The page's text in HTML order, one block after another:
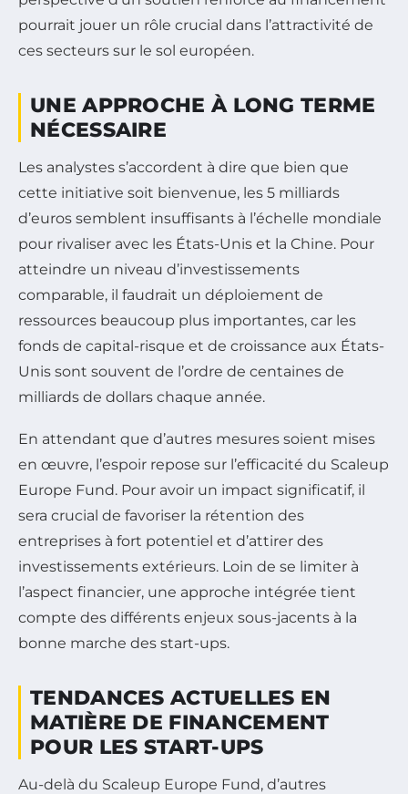
pourrait jouer un rôle crucial dans l’attractivité de
ces secteurs sur le sol européen.
UNE APPROCHE À LONG TERME
NÉCESSAIRE
Les analystes s’accordent à dire que bien que
cette initiative soit bienvenue, les 5 milliards
d’euros semblent insuffisants à l’échelle mondiale
pour rivaliser avec les États-Unis et la Chine. Pour
atteindre un niveau d’investissements
comparable, il faudrait un déploiement de
ressources beaucoup plus importantes, car les
fonds de capital-risque et de croissance aux États-
Unis sont souvent de l’ordre de centaines de
milliards de dollars chaque année.
En attendant que d’autres mesures soient mises
en œuvre, l’espoir repose sur l’efficacité du Scaleup
Europe Fund. Pour avoir un impact significatif, il
sera crucial de favoriser la rétention des
entreprises à fort potentiel et d’attirer des
investissements extérieurs. Loin de se limiter à
l’aspect financier, une approche intégrée tient
compte des différents enjeux sous-jacents à la
bonne marche des start-ups.
TENDANCES ACTUELLES EN
MATIÈRE DE FINANCEMENT
POUR LES START-UPS
Au-delà du Scaleup Europe Fund, d’autres